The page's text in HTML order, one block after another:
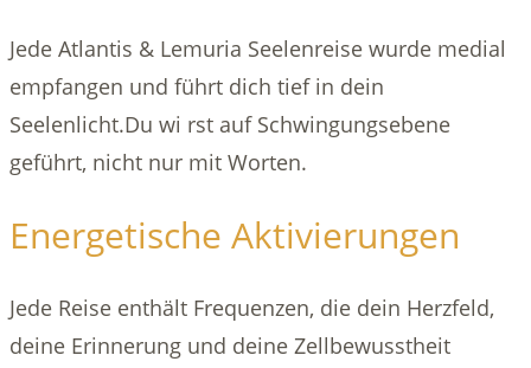
Jede Atlantis & Lemuria Seelenreise wurde medial
empfangen und führt dich tief in dein
Seelenlicht.Du wi rst auf Schwingungsebene
geführt, nicht nur mit Worten.
Energetische Aktivierungen
Jede Reise enthält Frequenzen, die dein Herzfeld,
deine Erinnerung und deine Zellbewusstheit